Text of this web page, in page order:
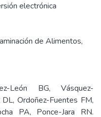
electrónica
de Alimentos,
León BG, Vásquez-
Ordoñez-Fuentes FM,
PA, Ponce-Jara RN.